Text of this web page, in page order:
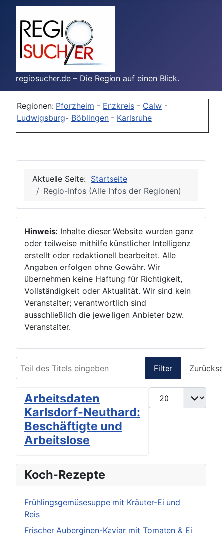
regiosucher.de – Die Region auf einen Blick.
Regionen: Pforzheim - Enzkreis - Calw -
Ludwigsburg- Böblingen - Karlsruhe
Aktuelle Seite: Startseite
Regio-Infos (Alle Infos der Regionen)
Hinweis: Inhalte dieser Website wurden ganz
oder teilweise mithilfe künstlicher Intelligenz
erstellt oder redaktionell bearbeitet. Alle
Angaben erfolgen ohne Gewähr. Wir
übernehmen keine Haftung für Richtigkeit,
Vollständigkeit oder Aktualität. Wir sind kein
Veranstalter; verantwortlich sind
ausschließlich die jeweiligen Anbieter bzw.
Veranstalter.
Filter
Anzeige #
Arbeitsdaten
Karlsdorf-Neuthard:
Beschäftigte und
Arbeitslose
Koch-Rezepte
Frühlingsgemüsesuppe mit Kräuter-Ei und
Reis
Frischer Auberginen-Kaviar mit Tomaten & Ei